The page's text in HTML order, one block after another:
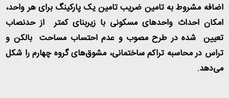
اضافه مشروط به تامین ضریب تامین یک پارکینگ برای هر واحد،
امکان احداث واحدهای مسکونی با زیربنای کمتر از حدنصاب
تعیین شده در طرح مصوب و عدم احتساب مساحت بالکن و
تراس در محاسبه تراکم ساختمانی، مشوق‌های گروه چهارم را شکل
می‌دهد.